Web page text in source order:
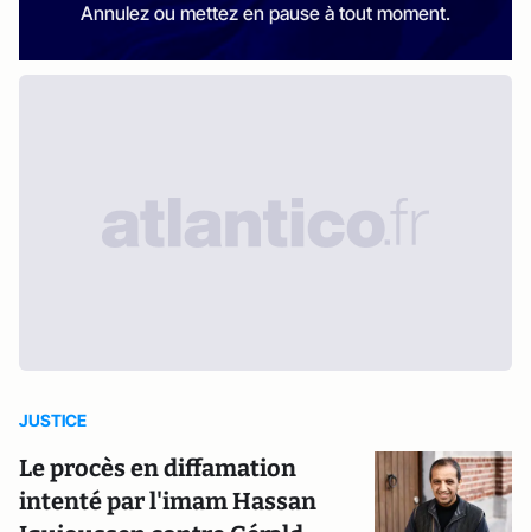
Annulez ou mettez en pause à tout moment.
JUSTICE
Le procès en diffamation
intenté par l'imam Hassan